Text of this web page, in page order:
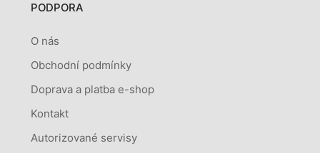
PODPORA
O nás
Obchodní podmínky
Doprava a platba e-shop
Kontakt
Autorizované servisy